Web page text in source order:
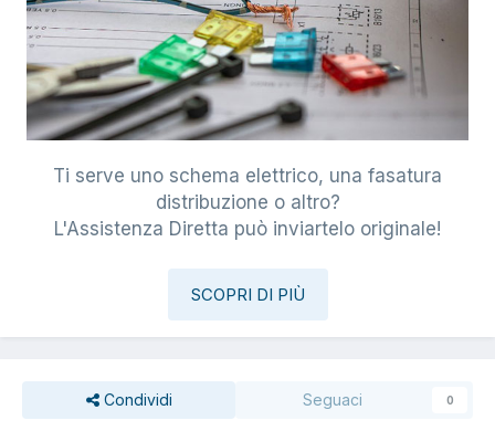
Ti serve uno schema elettrico, una fasatura
distribuzione o altro?
L'Assistenza Diretta può inviartelo originale!
SCOPRI DI PIÙ
Condividi Seguaci 0